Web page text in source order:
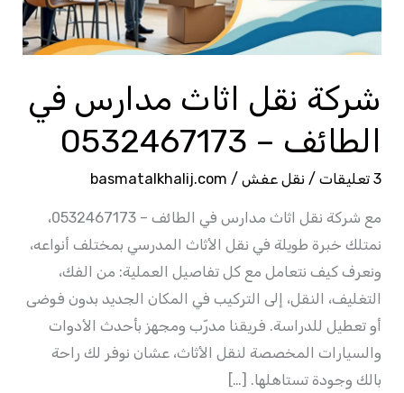
شركة نقل اثاث مدارس في
الطائف – 0532467173
3 تعليقات / نقل عفش /
basmatalkhalij.com
مع شركة نقل اثاث مدارس في الطائف – 0532467173،
نمتلك خبرة طويلة في نقل الأثاث المدرسي بمختلف أنواعه،
ونعرف كيف نتعامل مع كل تفاصيل العملية: من الفك،
التغليف، النقل، إلى التركيب في المكان الجديد بدون فوضى
أو تعطيل للدراسة. فريقنا مدرّب ومجهز بأحدث الأدوات
والسيارات المخصصة لنقل الأثاث، عشان نوفر لك راحة
بالك وجودة تستاهلها. […]